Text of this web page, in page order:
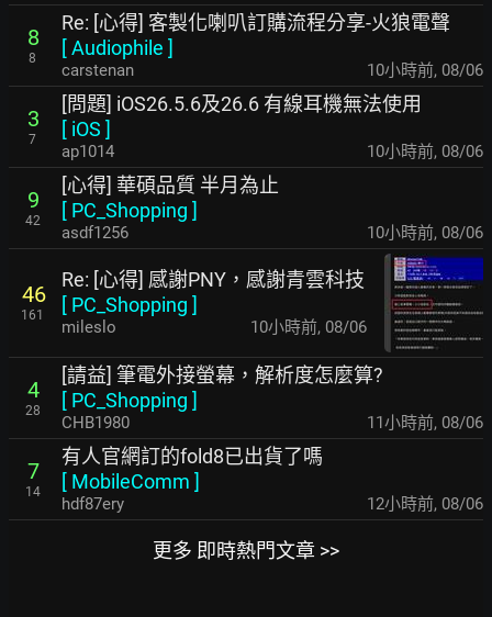
8
8
Re: [心得] 客製化喇叭訂購流程分享-火狼電聲
[Audiophile ]
carstenan 10小時前, 08/06
3
7
[問題] iOS26.5.6及26.6 有線耳機無法使用
[ iOS ]
ap1014 10小時前, 08/06
9
42
[心得] 華碩品質 半月為止
[ PC_Shopping ]
asdf1256 10小時前, 08/06
46
161
Re: [心得] 感謝PNY，感謝青雲科技
[ PC_Shopping ]
mileslo 10小時前, 08/06
4
28
[請益] 筆電外接螢幕，解析度怎麼算?
[ PC_Shopping ]
CHB1980 11小時前, 08/06
7
14
有人官網訂的fold8已出貨了嗎
[ MobileComm ]
hdf87ery 12小時前, 08/06
更多 即時熱門文章 >>